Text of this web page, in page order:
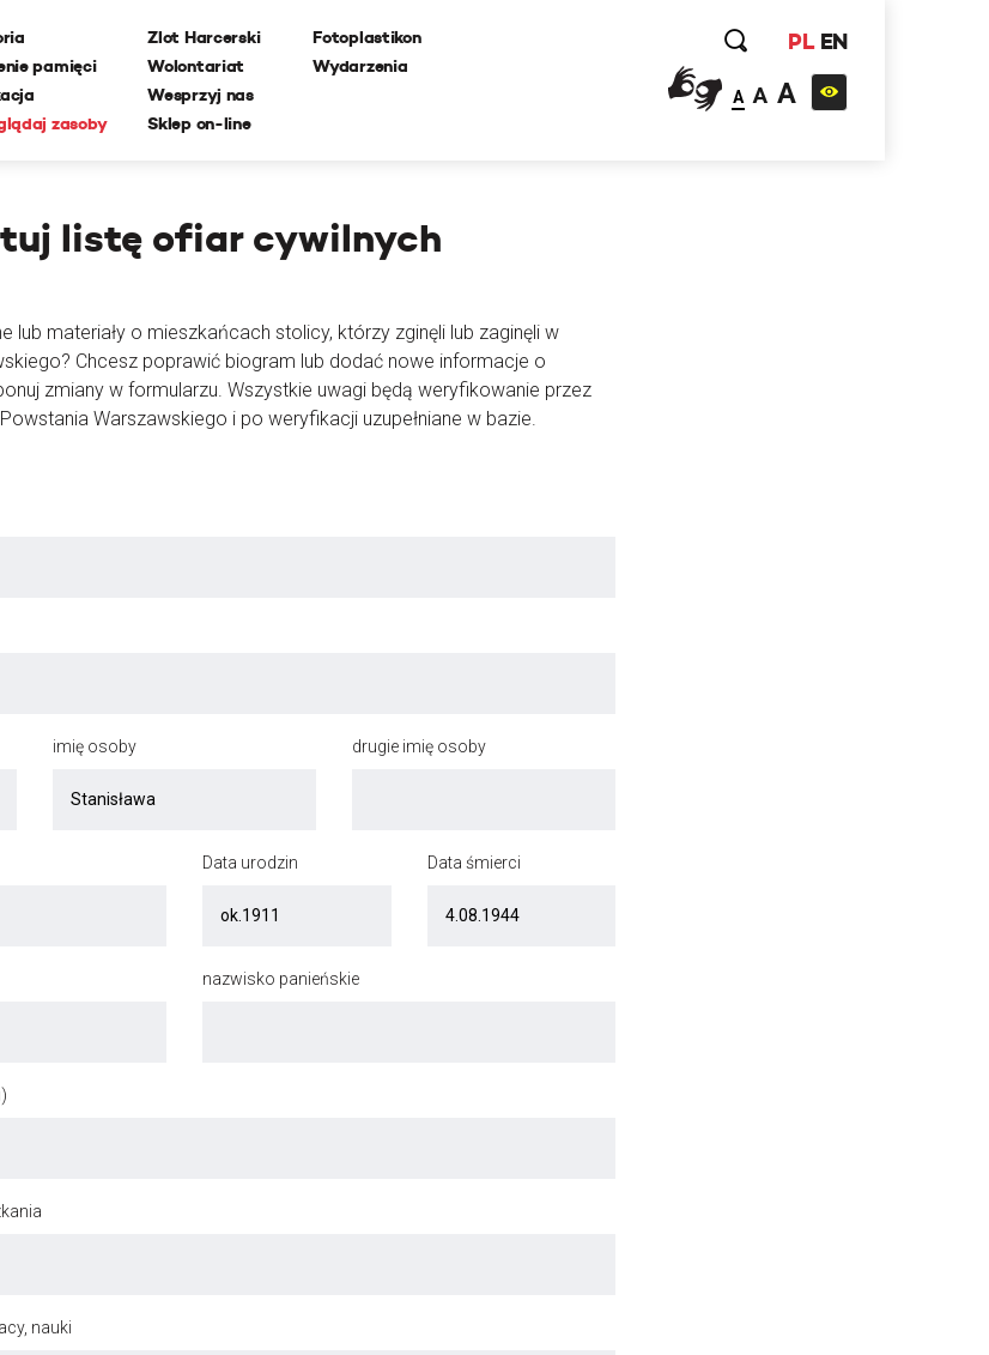
pamięci
zasoby
Zlot Harcerski
Wolontariat
Wesprzyj nas
Sklep on-line
Fotoplastikon
Wydarzenia
PL EN
A A A
listę ofiar cywilnych
lub materiały o mieszkańcach stolicy, którzy zginęli lub zaginęli w
Chcesz poprawić biogram lub dodać nowe informacje o
zmiany w formularzu. Wszystkie uwagi będą weryfikowanie przez
Warszawskiego i po weryfikacji uzupełniane w bazie.
imię osoby drugie imię osoby
Data urodzin Data śmierci
nazwisko panieńskie
nauki